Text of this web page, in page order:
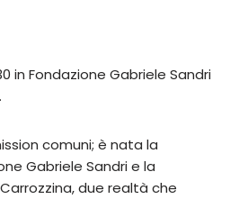
in Fondazione Gabriele Sandri
comuni; è nata la
Gabriele Sandri e la
due realtà che